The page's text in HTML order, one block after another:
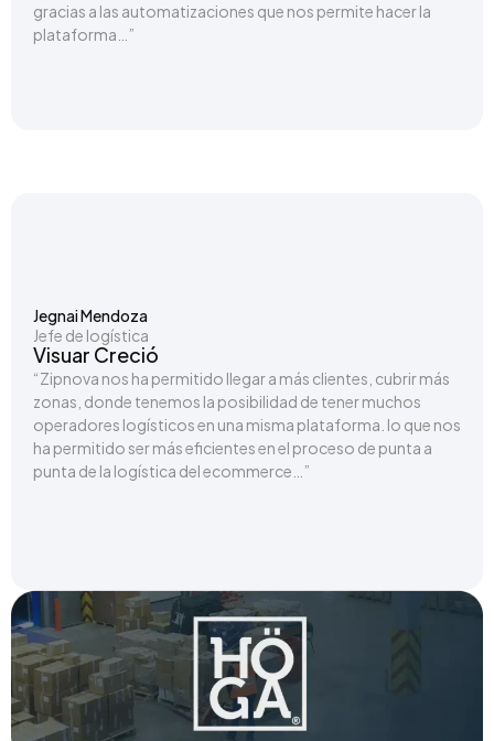
gracias a las automatizaciones que nos permite hacer la
plataforma…”
Jegnai Mendoza
Jefe de logística
Visuar Creció
“Zipnova nos ha permitido llegar a más clientes, cubrir más
zonas, donde tenemos la posibilidad de tener muchos
operadores logísticos en una misma plataforma. lo que nos
ha permitido ser más eficientes en el proceso de punta a
punta de la logística del ecommerce…”